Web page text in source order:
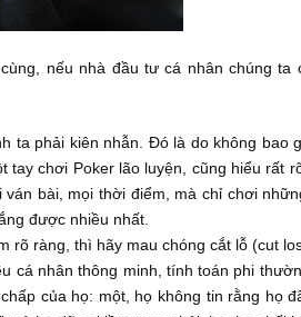
vô cùng, nếu nhà đầu tư cá